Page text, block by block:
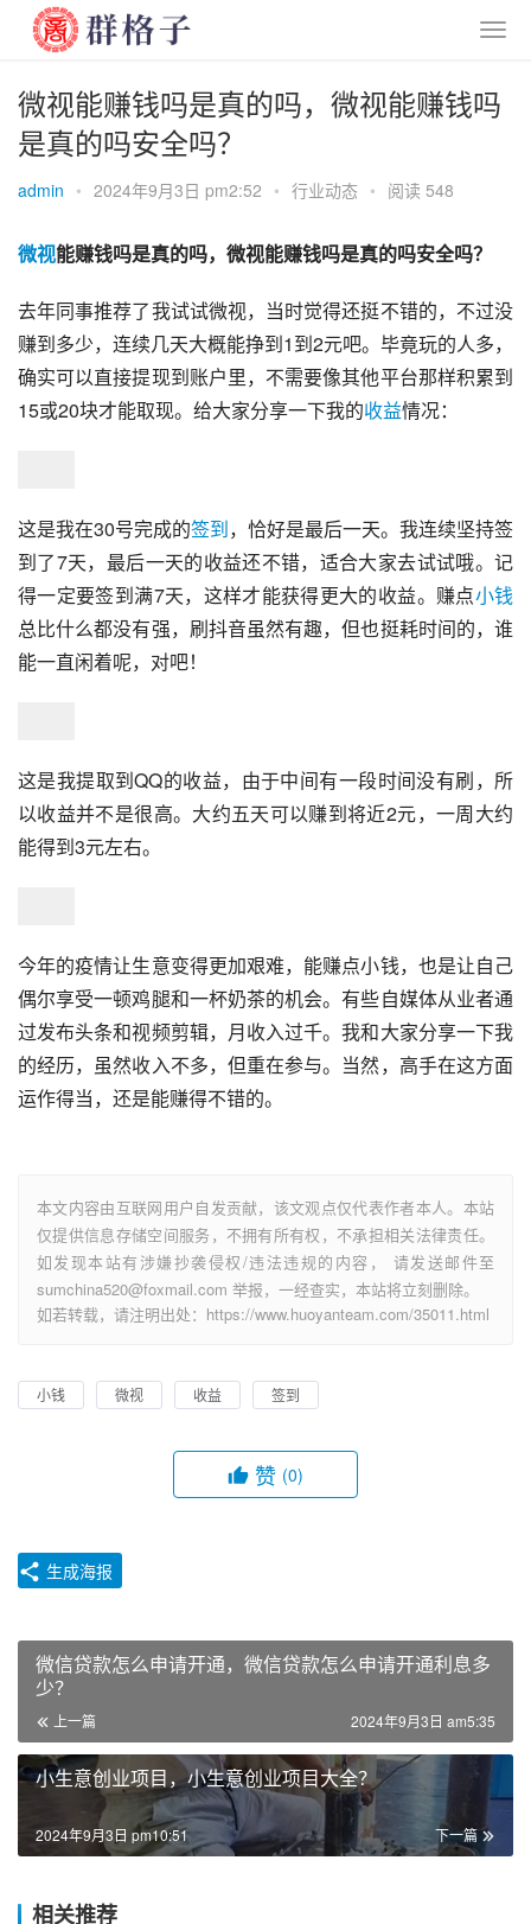
微视能赚钱吗是真的吗，微视能赚钱吗
是真的吗安全吗？
admin • 2024年9月3日 pm2:52 • 行业动态 • 阅读 548
微视能赚钱吗是真的吗，微视能赚钱吗是真的吗安全吗？
去年同事推荐了我试试微视，当时觉得还挺不错的，不过没
赚到多少，连续几天大概能挣到1到2元吧。毕竟玩的人多，
确实可以直接提现到账户里，不需要像其他平台那样积累到
15或20块才能取现。给大家分享一下我的收益情况：
这是我在30号完成的签到，恰好是最后一天。我连续坚持签
到了7天，最后一天的收益还不错，适合大家去试试哦。记
得一定要签到满7天，这样才能获得更大的收益。赚点小钱
总比什么都没有强，刷抖音虽然有趣，但也挺耗时间的，谁
能一直闲着呢，对吧！
这是我提取到QQ的收益，由于中间有一段时间没有刷，所
以收益并不是很高。大约五天可以赚到将近2元，一周大约
能得到3元左右。
今年的疫情让生意变得更加艰难，能赚点小钱，也是让自己
偶尔享受一顿鸡腿和一杯奶茶的机会。有些自媒体从业者通
过发布头条和视频剪辑，月收入过千。我和大家分享一下我
的经历，虽然收入不多，但重在参与。当然，高手在这方面
运作得当，还是能赚得不错的。
本文内容由互联网用户自发贡献，该文观点仅代表作者本人。本站
仅提供信息存储空间服务，不拥有所有权，不承担相关法律责任。
如发现本站有涉嫌抄袭侵权/违法违规的内容， 请发送邮件至
sumchina520@foxmail.com 举报，一经查实，本站将立刻删除。
如若转载，请注明出处：https://www.huoyanteam.com/35011.html
小钱 微视 收益 签到
赞 (0)
生成海报
微信贷款怎么申请开通，微信贷款怎么申请开通利息多
少？
上一篇 2024年9月3日 am5:35
小生意创业项目，小生意创业项目大全？
下一篇
2024年9月3日 pm10:51
相关推荐